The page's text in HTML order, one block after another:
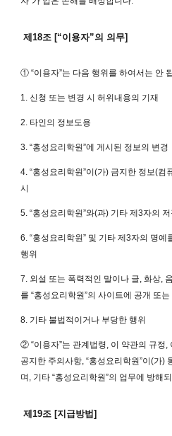
제18조 [“이용자”의 의무]
① “이용자”는 다음 행위를 하여서는 안
1. 신청 또는 변경 시 허위내용의 기재
2. 타인의 정보도용
3. “홍성요리학원”에 게시된 정보의 변경
4. “홍성요리학원”이(가) 금지한 정보(컴
시
5. “홍성요리학원”와(과) 기타 제3자의
6. “홍성요리학원” 및 기타 제3자의 명
행위
7. 외설 또는 폭력적인 말이나 글, 화상,
를 “홍성요리학원”의 사이트에 공개 또
8. 기타 불법적이거나 부당한 행위
② “이용자”는 관계법령, 이 약관의 규정,
공지한 주의사항, “홍성요리학원”이(가)
며, 기타 “홍성요리학원”의 업무에 방해
제19조 [지급방법]